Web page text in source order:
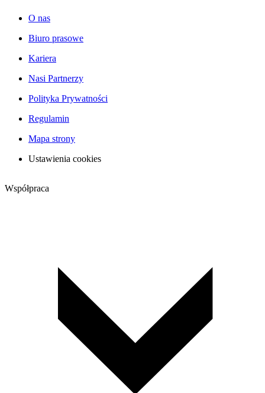
O nas
Biuro prasowe
Kariera
Nasi Partnerzy
Polityka Prywatności
Regulamin
Mapa strony
Ustawienia cookies
Współpraca